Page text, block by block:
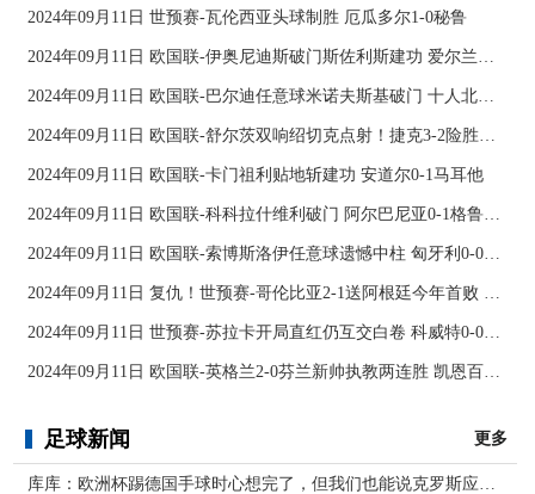
2024年09月11日 世预赛-瓦伦西亚头球制胜 厄瓜多尔1-0秘鲁
2024年09月11日 欧国联-伊奥尼迪斯破门斯佐利斯建功 爱尔兰0-2希腊
2024年09月11日 欧国联-巴尔迪任意球米诺夫斯基破门 十人北马其顿2-0亚美尼亚
2024年09月11日 欧国联-舒尔茨双响绍切克点射！捷克3-2险胜乌克兰
2024年09月11日 欧国联-卡门祖利贴地斩建功 安道尔0-1马耳他
2024年09月11日 欧国联-科科拉什维利破门 阿尔巴尼亚0-1格鲁吉亚
2024年09月11日 欧国联-索博斯洛伊任意球遗憾中柱 匈牙利0-0战平波黑
2024年09月11日 复仇！世预赛-哥伦比亚2-1送阿根廷今年首败 J罗传射奥塔门迪送点
2024年09月11日 世预赛-苏拉卡开局直红仍互交白卷 科威特0-0伊拉克
2024年09月11日 欧国联-英格兰2-0芬兰新帅执教两连胜 凯恩百场里程碑双响
足球新闻 更多
库库：欧洲杯踢德国手球时心想完了，但我们也能说克罗斯应被罚下